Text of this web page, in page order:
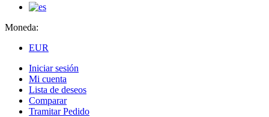
Moneda:
EUR
Iniciar sesión
Mi cuenta
Lista de deseos
Comparar
Tramitar Pedido